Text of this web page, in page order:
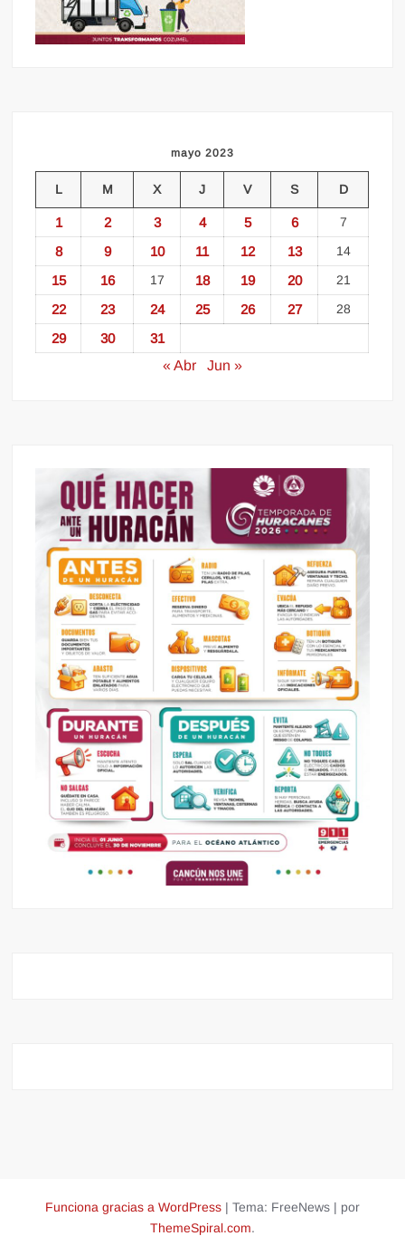
mayo 2023
L M X J V S D
1 2 3 4 5 6 7
8 9 10 11 12 13 14
15 16 17 18 19 20 21
22 23 24 25 26 27 28
29 30
31
« Abr
Jun »
Funciona gracias a WordPress | Tema: FreeNews | por
ThemeSpiral.com.